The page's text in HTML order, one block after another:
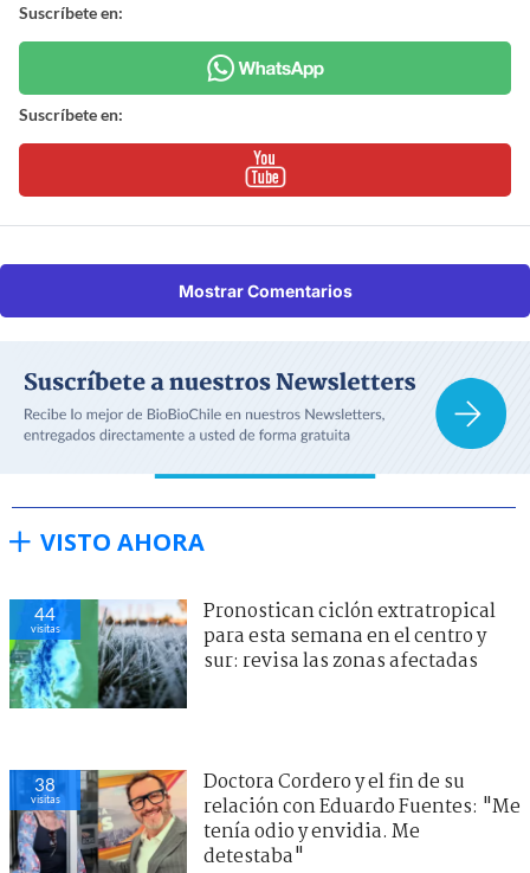
Suscríbete en:
Suscríbete en:
Mostrar Comentarios
VISTO AHORA
44
visitas
Pronostican ciclón extratropical
para esta semana en el centro y
sur: revisa las zonas afectadas
38
visitas
Doctora Cordero y el fin de su
relación con Eduardo Fuentes: "Me
tenía odio y envidia. Me
detestaba"